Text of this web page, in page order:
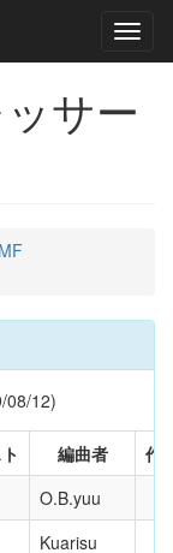
サー
08/12)
編曲者
作
O.B.yuu
Kuarisu